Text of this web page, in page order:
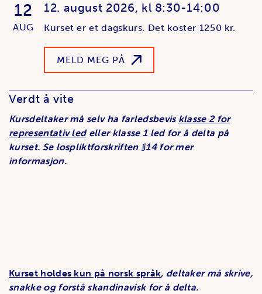
12
AUG
12. august 2026, kl 8:30-14:00
Kurset er et dagskurs. Det koster 1250 kr.
MELD MEG PÅ
Verdt å vite
Kursdeltaker må selv ha farledsbevis klasse 2 for
representativ ledeller klasse 1 led for å delta på
kurset. Se lospliktforskriften §14 for mer
informasjon.
Kurset holdes kun på norsk språk, deltaker må skrive,
snakke og forstå skandinavisk for å delta.